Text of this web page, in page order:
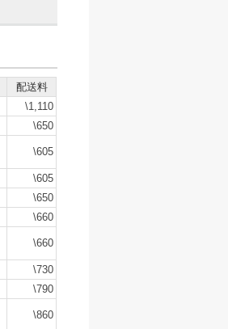
配送料
\1,110
\650
\605
\605
\650
\660
\660
\730
\790
\860